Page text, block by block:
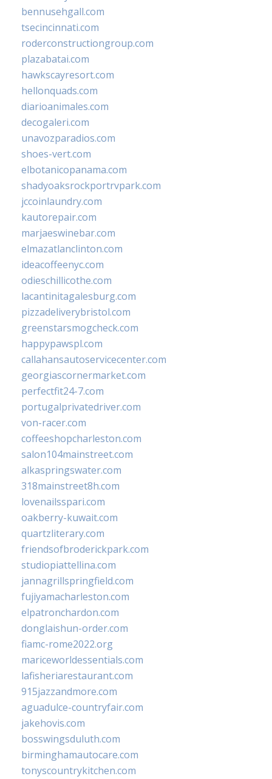
bennusehgall.com
tsecincinnati.com
roderconstructiongroup.com
plazabatai.com
hawkscayresort.com
hellonquads.com
diarioanimales.com
decogaleri.com
unavozparadios.com
shoes-vert.com
elbotanicopanama.com
shadyoaksrockportrvpark.com
jccoinlaundry.com
kautorepair.com
marjaeswinebar.com
elmazatlanclinton.com
ideacoffeenyc.com
odieschillicothe.com
lacantinitagalesburg.com
pizzadeliverybristol.com
greenstarsmogcheck.com
happypawspl.com
callahansautoservicecenter.com
georgiascornermarket.com
perfectfit24-7.com
portugalprivatedriver.com
von-racer.com
coffeeshopcharleston.com
salon104mainstreet.com
alkaspringswater.com
318mainstreet8h.com
lovenailsspari.com
oakberry-kuwait.com
quartzliterary.com
friendsofbroderickpark.com
studiopiattellina.com
jannagrillspringfield.com
fujiyamacharleston.com
elpatronchardon.com
donglaishun-order.com
fiamc-rome2022.org
mariceworldessentials.com
lafisheriarestaurant.com
915jazzandmore.com
aguadulce-countryfair.com
jakehovis.com
bosswingsduluth.com
birminghamautocare.com
tonyscountrykitchen.com